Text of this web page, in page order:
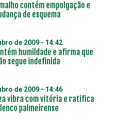
contém empolgação e
de esquema
de 2009 - 14:42
humildade e afirma que
segue indefinida
de 2009 - 14:46
vibra com vitória e ratifica
palmeirense